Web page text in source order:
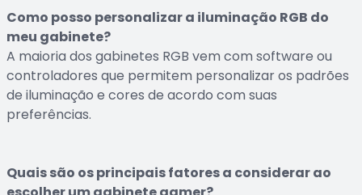
Como posso personalizar a iluminação RGB do
meu gabinete?
A maioria dos gabinetes RGB vem com software ou
controladores que permitem personalizar os padrões
de iluminação e cores de acordo com suas
preferências.
Quais são os principais fatores a considerar ao